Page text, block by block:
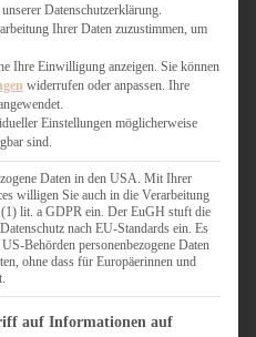
HERZHAFT
& SANDWICHES
AUF DEM TISCH
FLEISCH & FISCH
/ BARBECUE
BACKEN
POT-GERICHTE
& NUDELGERICHTE
TARTES & QUICHES
REIS & RISOTTO
& SNACKS
Datenschutzerklärung.
Ihrer Daten zuzustimmen, um
Ihre Einwilligung anzeigen. Sie können
widerrufen oder anpassen. Ihre
Einstellungen möglicherweise
sind.
Daten in den USA. Mit Ihrer
willigen Sie auch in die Verarbeitung
lit. a GDPR ein. Der EuGH stuft die
nach EU-Standards ein. Es
Behörden personenbezogene Daten
ohne dass für Europäerinnen und
Zwecke des IAB Transparency and Consent
auf Informationen auf